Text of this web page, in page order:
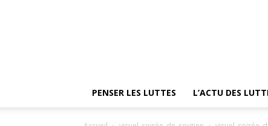
PENSER LES LUTTES L’ACTU DES